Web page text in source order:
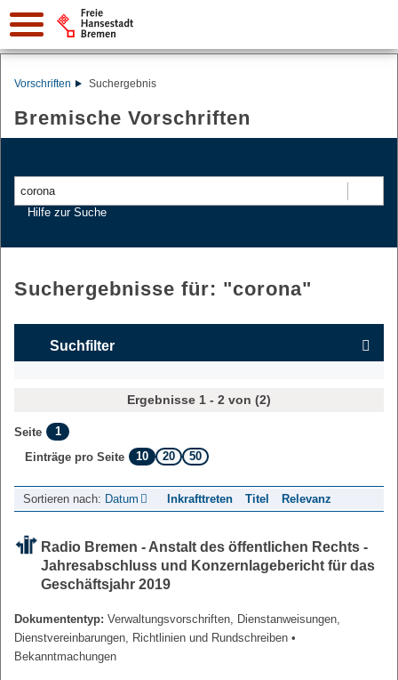
Vorschriften Suchergebnis
Bremische Vorschriften
Hilfe zur Suche
Suchergebnisse für: "corona"
Suchfilter
Ergebnisse 1 - 2 von (2)
Seite
1
Einträge pro Seite
10 20 50
Sortieren nach: Datum Inkrafttreten Titel Relevanz
Radio Bremen - Anstalt des öffentlichen Rechts -
Jahresabschluss und Konzernlagebericht für das
Geschäftsjahr 2019
Dokumententyp: Verwaltungsvorschriften, Dienstanweisungen,
Dienstvereinbarungen, Richtlinien und Rundschreiben •
Bekanntmachungen